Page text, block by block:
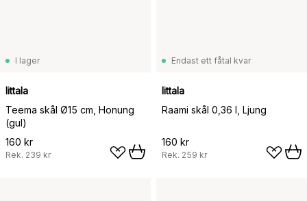
I lager
Iittala
Teema skål Ø15 cm, Honung
(gul)
160 kr
Rek. 239 kr
Endast ett fåtal kvar
Iittala
Raami skål 0,36 l, Ljung
160 kr
Rek. 259 kr